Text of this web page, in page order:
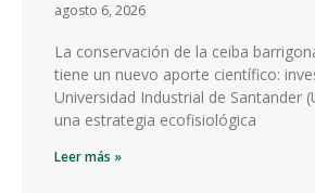
agosto 6, 2026
La conservación de la ceiba
tiene un nuevo aporte científico:
Universidad Industrial de Santander
una estrategia ecofisiológica
Leer más »